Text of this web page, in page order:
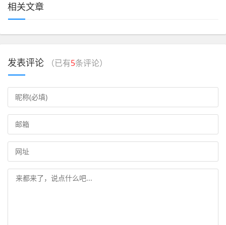
相关文章
发表评论 （已有5条评论）